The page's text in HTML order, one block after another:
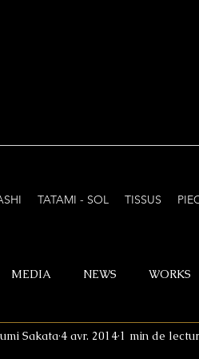
TATAMI - SOL TISSUS
MEDIA NEWS WORKS
Sakata 4 avr. 2014 1 min de